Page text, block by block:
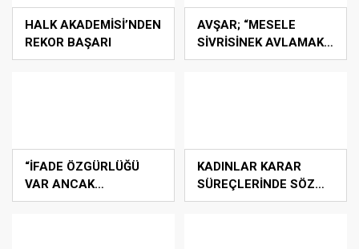
HALK AKADEMİSİ’NDEN
REKOR BAŞARI
AVŞAR; “MESELE
SİVRİSİNEK AVLAMAK
DEĞİL, BATAKLIĞI
“İFADE ÖZGÜRLÜĞÜ
VAR ANCAK
GERÇEKLER YASAK”
KADINLAR KARAR
SÜREÇLERİNDE SÖZ
SAHİBİ OLUYORLAR